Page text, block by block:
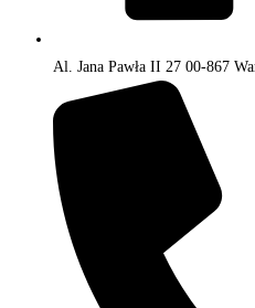
Al. Jana Pawła II 27 00-867